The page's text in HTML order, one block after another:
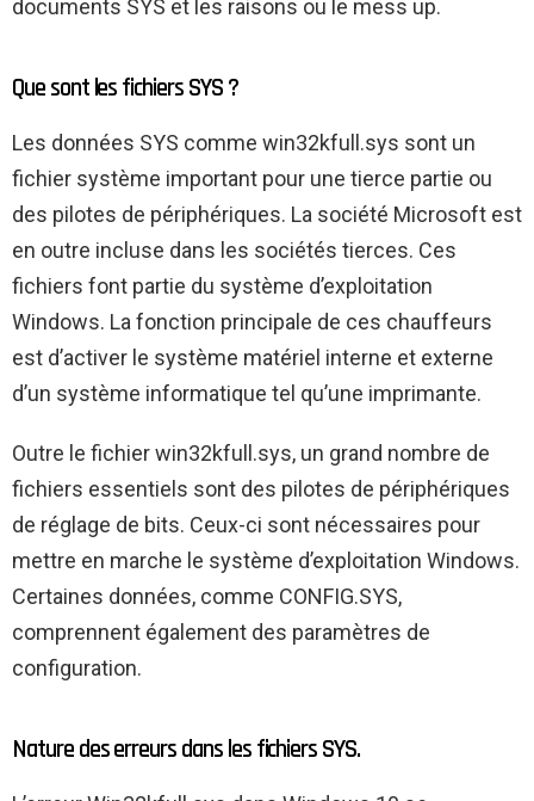
documents SYS et les raisons ou le mess up.
Que sont les fichiers SYS ?
Les données SYS comme win32kfull.sys sont un
fichier système important pour une tierce partie ou
des pilotes de périphériques. La société Microsoft est
en outre incluse dans les sociétés tierces. Ces
fichiers font partie du système d’exploitation
Windows. La fonction principale de ces chauffeurs
est d’activer le système matériel interne et externe
d’un système informatique tel qu’une imprimante.
Outre le fichier win32kfull.sys, un grand nombre de
fichiers essentiels sont des pilotes de périphériques
de réglage de bits. Ceux-ci sont nécessaires pour
mettre en marche le système d’exploitation Windows.
Certaines données, comme CONFIG.SYS,
comprennent également des paramètres de
configuration.
Nature des erreurs dans les fichiers SYS.